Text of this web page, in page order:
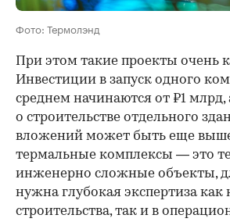
Фото: Термолэнд
При этом такие проекты очень
Инвестиции в запуск одного
среднем начинаются от ₽1 млрд,
о строительстве отдельного
вложений может быть еще
термальные комплексы — это
инженерно сложные объекты,
нужна глубокая экспертиза как
строительства, так и в